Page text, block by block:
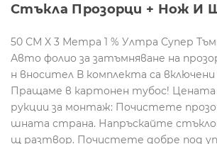
Стъкла Прозорци + Нож И
50 СМ X 3 Метра 1 % Ултра Супер
Авто фолио за затъмняване на
н вносител В комплекта са
Пращаме в картонен тубос! Цената
рукции за монтаж: Почистете
шната страна. Напръскайте
щ разтвор. Почистете добре под